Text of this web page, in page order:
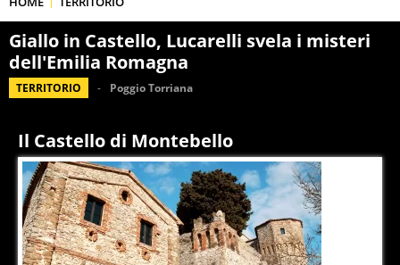
Giallo in Castello, Lucarelli svela i misteri
dell'Emilia Romagna
TERRITORIO Poggio Torriana
Il Castello di Montebello